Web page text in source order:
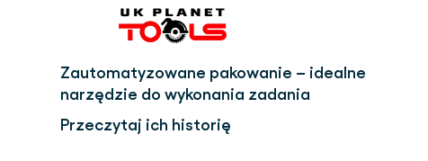
Zautomatyzowane pakowanie – idealne
narzędzie do wykonania zadania
Przeczytaj ich historię